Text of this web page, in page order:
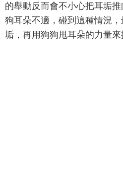
的舉動反而會不小心把耳垢
狗耳朵不適，碰到這種情況
垢，再用狗狗甩耳朵的力量來